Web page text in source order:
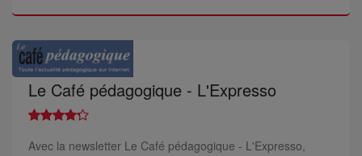
Le Café pédagogique - L'Expresso
Avec la newsletter Le Café pédagogique - L'Expresso,